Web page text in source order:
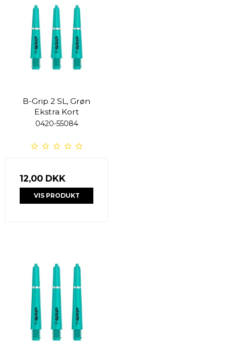
B-Grip 2 SL, Grøn
Ekstra Kort
0420-55084
12,00 DKK
VIS PRODUKT